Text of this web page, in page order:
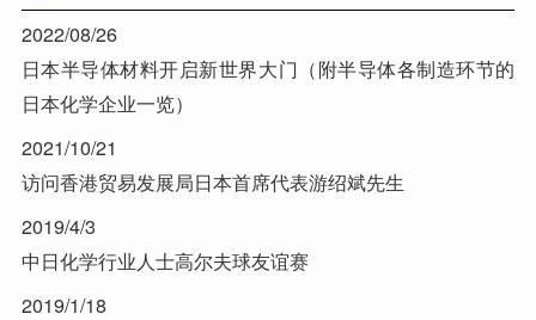
2022/08/26
日本半导体材料开启新世界大门（附半导体各制造环节的
日本化学企业一览）
2021/10/21
访问香港贸易发展局日本首席代表游绍斌先生
2019/4/3
中日化学行业人士高尔夫球友谊赛
2019/1/18